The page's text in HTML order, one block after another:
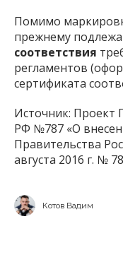
Помимо
прежнему
соответствия
регламентов
сертификата
Источник: Проект
РФ №787 «О
Правительства
августа 2016 г. №
Котов Вадим